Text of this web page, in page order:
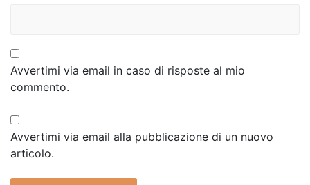
Avvertimi via email in caso di risposte al mio
commento.
Avvertimi via email alla pubblicazione di un nuovo
articolo.